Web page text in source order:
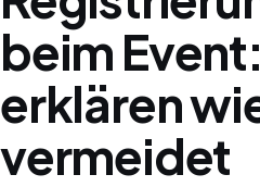
beim
erklären
vermeidet